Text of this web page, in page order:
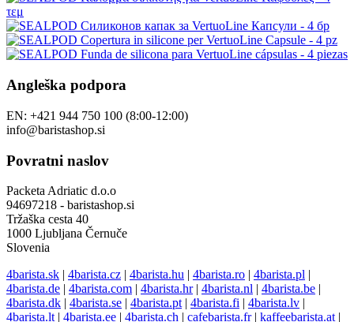
Angleška podpora
EN: +421 944 750 100 (8:00-12:00)
info@baristashop.si
Povratni naslov
Packeta Adriatic d.o.o
94697218 - baristashop.si
Tržaška cesta 40
1000 Ljubljana Černuče
Slovenia
4barista.sk | 4barista.cz | 4barista.hu | 4barista.ro | 4barista.pl |
4barista.de | 4barista.com | 4barista.hr| 4barista.nl | 4barista.be |
4barista.dk | 4barista.se | 4barista.pt | 4barista.fi | 4barista.lv |
4barista.lt | 4barista.ee | 4barista.ch | cafebarista.fr| kaffeebarista.at |